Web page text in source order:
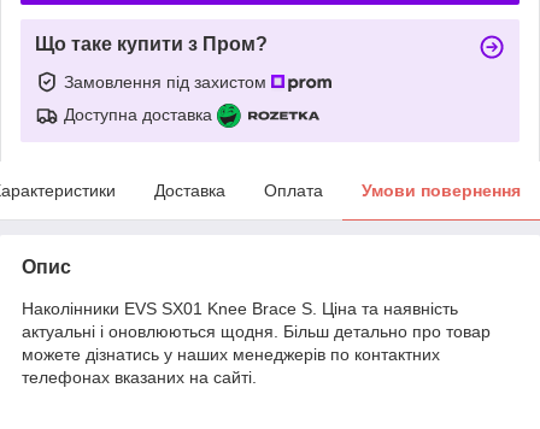
Що таке купити з Пром?
Замовлення під захистом
Доступна доставка
Доставка Оплата Умови повернення
Опис
Наколінники EVS SX01 Knee Brace S. Ціна та наявність
актуальні і оновлюються щодня. Більш детально про товар
можете дізнатись у наших менеджерів по контактних
телефонах вказаних на сайті.